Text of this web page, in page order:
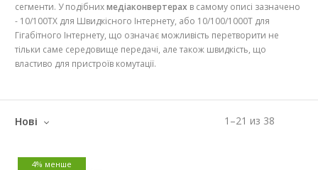
сегменти. У подібнихмедіаконвертерах в самому описі зазначено
- 10/100TX для Швидкісного Інтернету, або 10/100/1000T для
Гігабітного Інтернету, що означає можливість перетворити не
тільки саме середовище передачі, але також швидкість, що
властиво для пристроїв комутації.
1 –21 из 38
Нові
4% менше